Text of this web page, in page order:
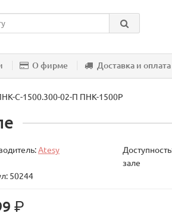
О фирме Доставка и оплата
С-1500.300-02-П ПНК-1500Р
Atesy
зале
50244
р.